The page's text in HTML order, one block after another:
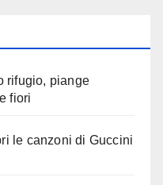
rifugio, piange
fiori
le canzoni di Guccini